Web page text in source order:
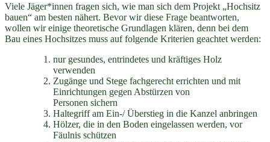
Viele Jäger*innen fragen sich, wie man sich dem Projekt „Hochsitz
bauen“ am besten nähert. Bevor wir diese Frage beantworten,
wollen wir einige theoretische Grundlagen klären, denn bei dem
Bau eines Hochsitzes muss auf folgende Kriterien geachtet werden:
nur gesundes, entrindetes und kräftiges Holz
verwenden
Zugänge und Stege fachgerecht errichten und mit
Einrichtungen gegen Abstürzen von
Personen sichern
Haltegriff am Ein-/ Überstieg in die Kanzel anbringen
Hölzer, die in den Boden eingelassen werden, vor
Fäulnis schützen